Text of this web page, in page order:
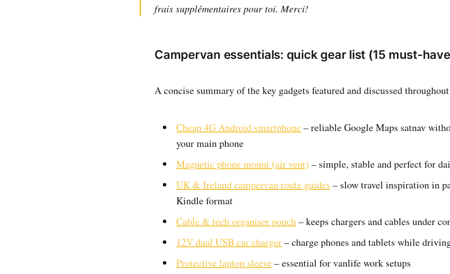
frais supplémentaires pour toi. Merci!
Campervan essentials: quick gear list (15 must-
A concise summary of the key gadgets featured and discussed
Cheap 4G Android smartphone– reliable Google Maps satnav
your main phone
Magnetic phone mount (air vent) – simple, stable and perfect for
UK & Ireland campervan route guides – slow travel inspiration in
Kindle format
Cable & tech organiser pouch– keeps chargers and cables under
12V dual USB car charger– charge phones and tablets while
Protective laptop sleeve– essential for vanlife work setups